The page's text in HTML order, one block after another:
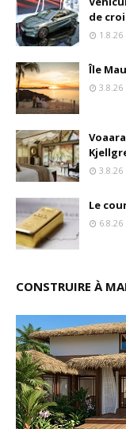
de
1.8.26
Île
3.8.26
3.8.26
Le
6.8.26
CONSTRUIRE À